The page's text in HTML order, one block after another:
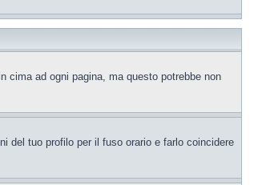
cima ad ogni pagina, ma questo potrebbe non
del tuo profilo per il fuso orario e farlo coincidere